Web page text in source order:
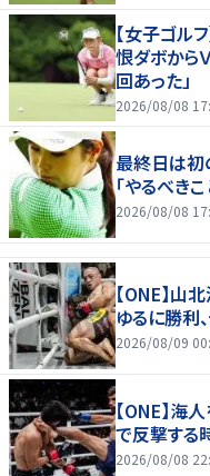
【女子ゴル
恨ダボから
回あった」
2026/08/08
最終日は
「やるべき
2026/08/08
【ONE】山
ゆるに勝利
2026/08/09
【ONE】海
で反撃する
2026/08/08